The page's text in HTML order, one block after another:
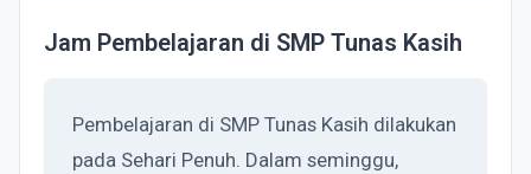
Jam Pembelajaran di SMP Tunas Kasih
Pembelajaran di SMP Tunas Kasih dilakukan
pada Sehari Penuh. Dalam seminggu,